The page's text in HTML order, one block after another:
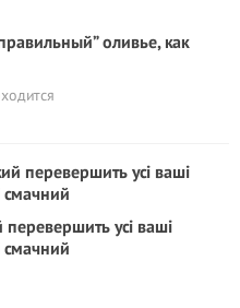
оливье, как
усі ваші
смачний